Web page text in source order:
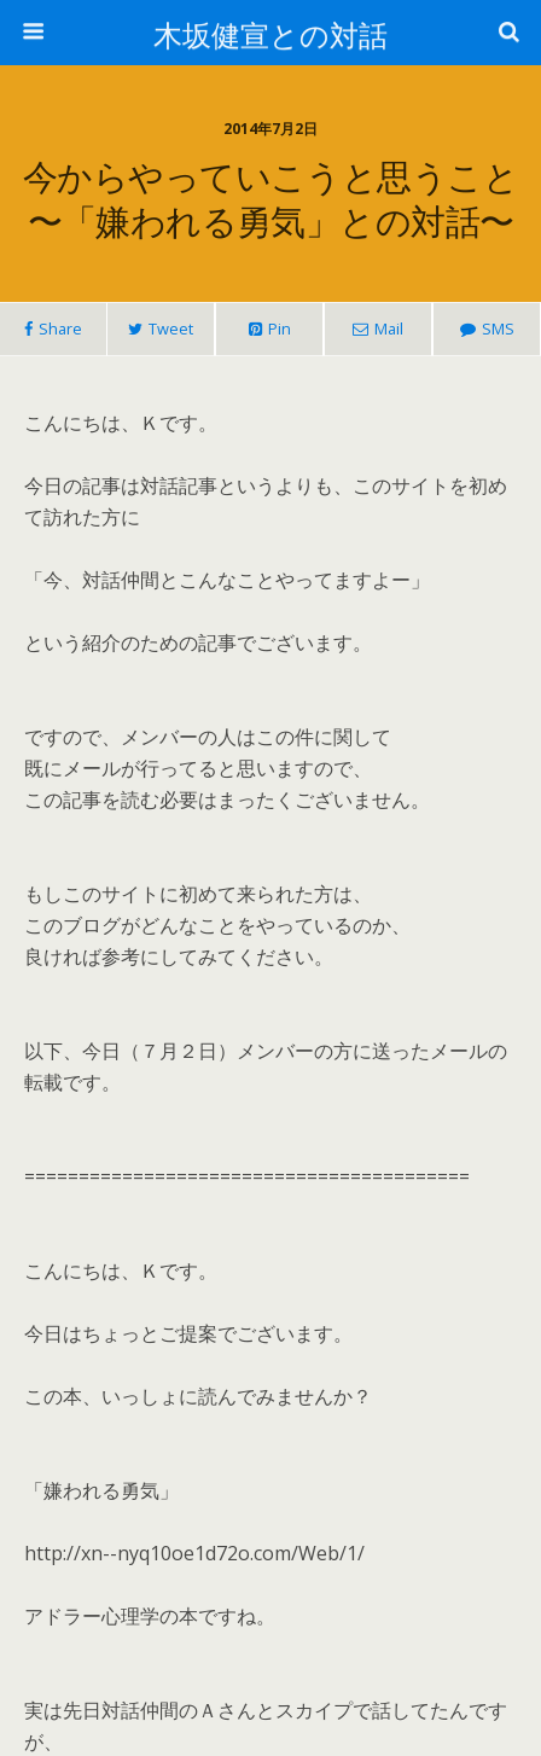
木坂健宣との対話
2014年7月2日
今からやっていこうと思うこと
〜「嫌われる勇気」との対話〜
Share Tweet Pin Mail SMS
こんにちは、Ｋです。
今日の記事は対話記事というよりも、このサイトを初め
て訪れた方に
「今、対話仲間とこんなことやってますよー」
という紹介のための記事でございます。
ですので、メンバーの人はこの件に関して
既にメールが行ってると思いますので、
この記事を読む必要はまったくございません。
もしこのサイトに初めて来られた方は、
このブログがどんなことをやっているのか、
良ければ参考にしてみてください。
以下、今日（７月２日）メンバーの方に送ったメールの
転載です。
=========================================
こんにちは、Ｋです。
今日はちょっとご提案でございます。
この本、いっしょに読んでみませんか？
「嫌われる勇気」
http://xn--nyq10oe1d72o.com/Web/1/
アドラー心理学の本ですね。
実は先日対話仲間のＡさんとスカイプで話してたんです
が、